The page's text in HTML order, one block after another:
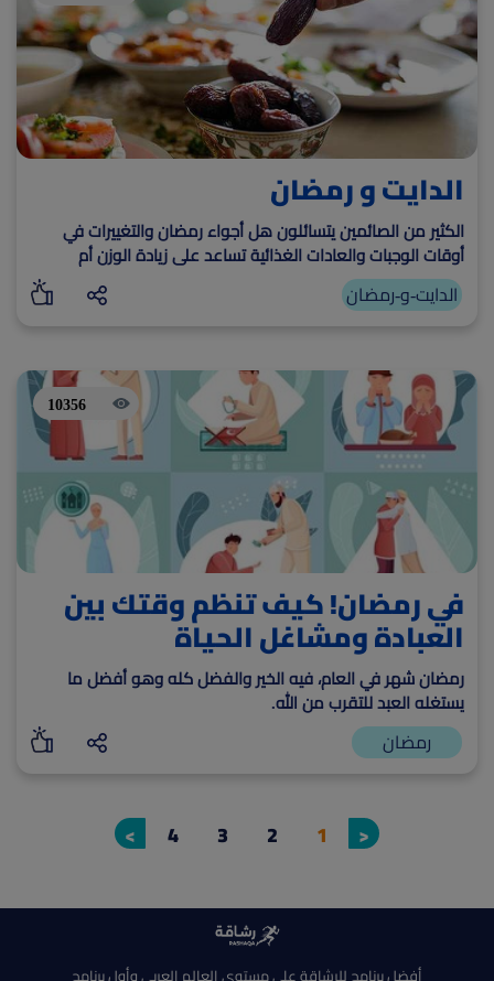
الدايت و رمضان
الكثير من الصائمين يتسائلون هل أجواء رمضان والتغييرات في
أوقات الوجبات والعادات الغذائية تساعد على زيادة الوزن أم
خسارته؟
الدايت-و-رمضان
10356
في رمضان! كيف تنظم وقتك بين
العبادة ومشاغل الحياة
رمضان شهر في العام، فيه الخير والفضل كله وهو أفضل ما
يستغله العبد للتقرب من الله.
رمضان
<
1
2
3
4
>
أفضل برنامج للرشاقة على مستوى العالم العربى وأول برنامج